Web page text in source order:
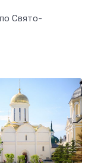
Свято-